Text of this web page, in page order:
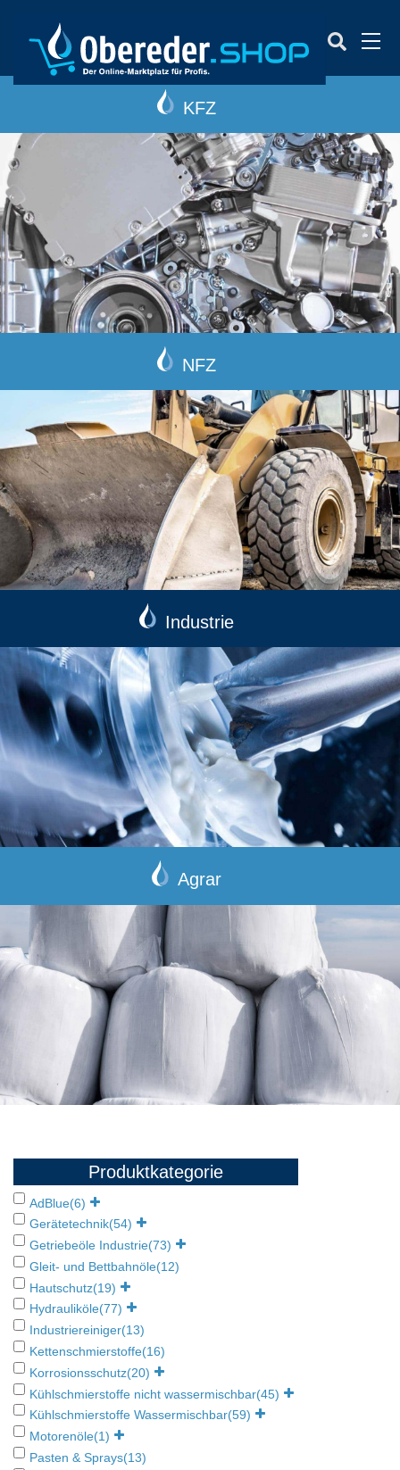
KFZ
NFZ
Industrie
Agrar
Produktkategorie
AdBlue(6)
Gerätetechnik(54)
Getriebeöle Industrie(73)
Gleit- und Bettbahnöle(12)
Hautschutz(19)
Hydrauliköle(77)
Industriereiniger(13)
Kettenschmierstoffe(16)
Korrosionsschutz(20)
Kühlschmierstoffe nicht wassermischbar(45)
Kühlschmierstoffe Wassermischbar(59)
Motorenöle(1)
Pasten & Sprays(13)